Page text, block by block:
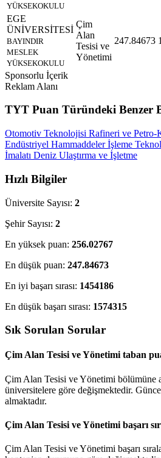
YÜKSEKOKULU
EGE
ÜNİVERSİTESİ
BAYINDIR
MESLEK
YÜKSEKOKULU
Çim
Alan
Tesisi ve
Yönetimi
247.84673
Sponsorlu İçerik
Reklam Alanı
TYT Puan Türündeki Benzer
Otomotiv Teknolojisi Rafineri ve
Endüstriyel Hammaddeler İşleme
İmalatı Deniz Ulaştırma ve İşletme
Hızlı Bilgiler
Üniversite Sayısı: 2
Şehir Sayısı: 2
En yüksek puan: 256.02767
En düşük puan: 247.84673
En iyi başarı sırası: 1454186
En düşük başarı sırası: 1574315
Sık Sorulan Sorular
Çim Alan Tesisi ve Yönetimi taban
Çim Alan Tesisi ve Yönetimi bölümüne
üniversitelere göre değişmektedir.
almaktadır.
Çim Alan Tesisi ve Yönetimi başarı
Çim Alan Tesisi ve Yönetimi başarı